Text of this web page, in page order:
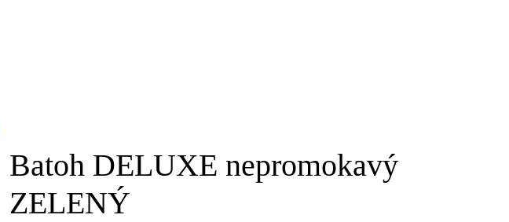
Batoh DELUXE nepromokavý
ZELENÝ